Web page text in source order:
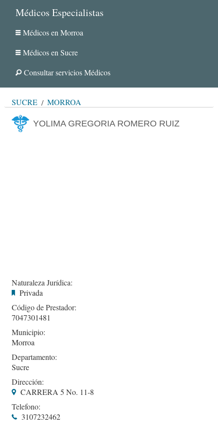
Médicos Especialistas
Médicos en Morroa
Médicos en Sucre
Consultar servicios Médicos
SUCRE MORROA
YOLIMA GREGORIA ROMERO RUIZ
Naturaleza Jurídica:
Privada
Código de Prestador:
7047301481
Municipio:
Morroa
Departamento:
Sucre
Dirección:
CARRERA 5 No. 11-8
Telefono:
3107232462